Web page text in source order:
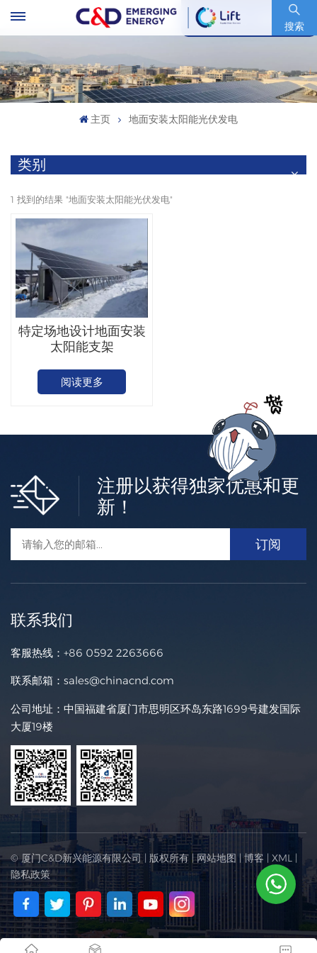
搜索
股票代码 : 600153.SH
主页 地面安装太阳能光伏发电
类别
1 找到的结果 "地面安装太阳能光伏发电"
特定场地设计地面安装
太阳能支架
阅读更多
注册以获得独家优惠和更
新！
联系我们
客服热线： +86 0592 2263666
联系邮箱： sales@chinacnd.com
公司地址：中国福建省厦门市思明区环岛东路1699号建发国际
大厦19楼
© 厦门C&D新兴能源有限公司 | 版权所有 |网站地图 | 博客 | XML |
隐私政策